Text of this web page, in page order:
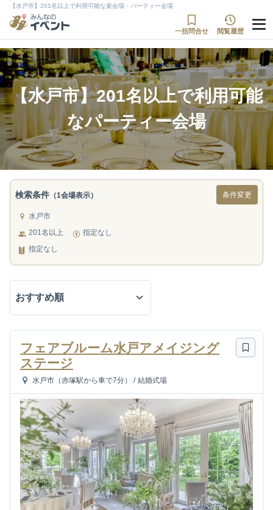
【水戸市】201名以上で利用可能な宴会場・パーティー会場
一括問合せ 閲覧履歴
【水戸市】201名以上で利用可能
なパーティー会場
検索条件 （1会場表示） 条件変更
水戸市
201名以上
指定なし
指定なし
フェアブルーム水戸アメイジング
ステージ
水戸市（赤塚駅から車で7分） / 結婚式場